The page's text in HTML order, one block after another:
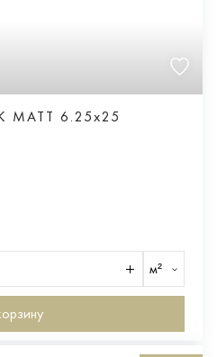
MATT 6.25x25
м²